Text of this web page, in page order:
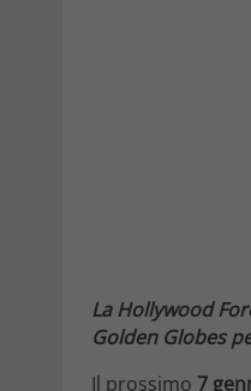
La Hollywood
Golden Globes
Il prossimo 7